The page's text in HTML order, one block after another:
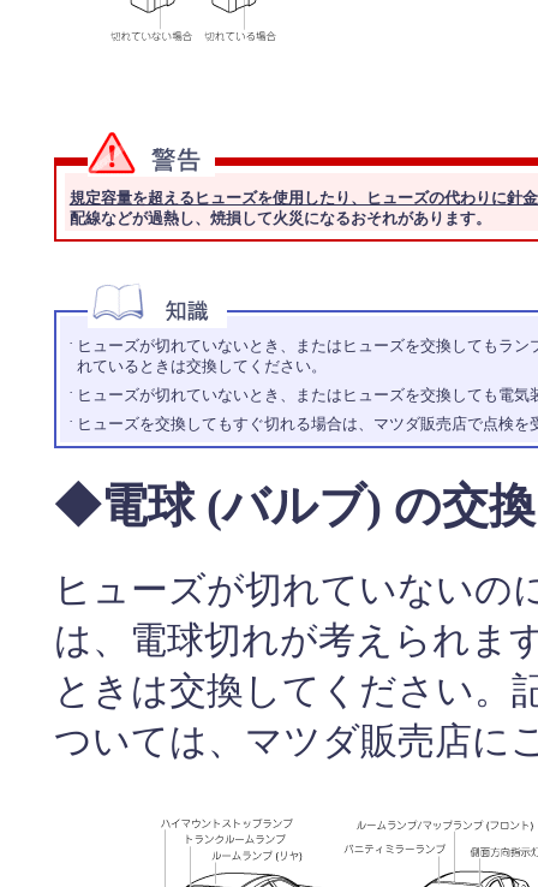
規定容量を超えるヒューズを使用したり、ヒューズの代わりに針
配線などが過熱し、焼損して火災になるおそれがあります。
· ヒューズが切れていないとき、またはヒューズを交換してもラ
れているときは交換してください。
· ヒューズが切れていないとき、またはヒューズを交換しても電
· ヒューズを交換してもすぐ切れる場合は、マツダ販売店で点検を
◆電球 (バルブ) の交換
ヒューズが切れていないの
は、電球切れが考えられま
ときは交換してください。
ついては、マツダ販売店に